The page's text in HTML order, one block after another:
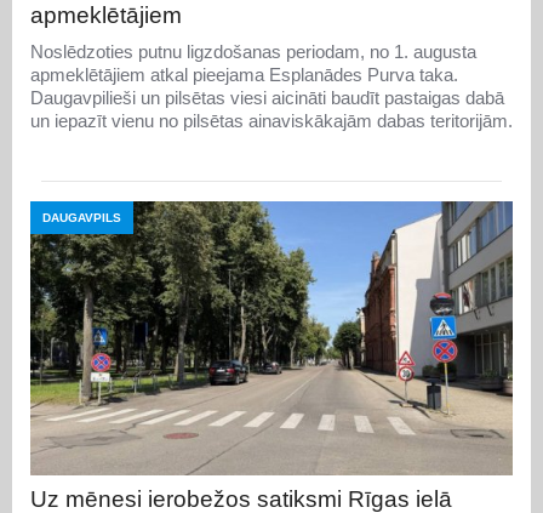
apmeklētājiem
Noslēdzoties putnu ligzdošanas periodam, no 1. augusta
apmeklētājiem atkal pieejama Esplanādes Purva taka.
Daugavpilieši un pilsētas viesi aicināti baudīt pastaigas dabā
un iepazīt vienu no pilsētas ainaviskākajām dabas teritorijām.
DAUGAVPILS
Uz mēnesi ierobežos satiksmi Rīgas ielā